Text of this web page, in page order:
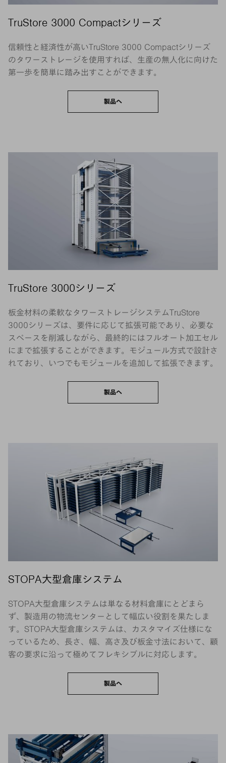
TruStore 3000 Compactシリーズ
信頼性と経済性が高いTruStore 3000 Compactシリーズ
のタワーストレージを使用すれば、生産の無人化に向けた
第一歩を簡単に踏み出すことができます。
製品へ
TruStore 3000シリーズ
板金材料の柔軟なタワーストレージシステムTruStore
3000シリーズは、要件に応じて拡張可能であり、必要な
スペースを削減しながら、最終的にはフルオート加工セル
にまで拡張することができます。モジュール方式で設計さ
れており、いつでもモジュールを追加して拡張できます。
製品へ
STOPA大型倉庫システム
STOPA大型倉庫システムは単なる材料倉庫にとどまら
ず、製造用の物流センターとして幅広い役割を果たしま
す。STOPA大型倉庫システムは、カスタマイズ仕様にな
っているため、長さ、幅、高さ及び板金寸法において、顧
客の要求に沿って極めてフレキシブルに対応します。
製品へ